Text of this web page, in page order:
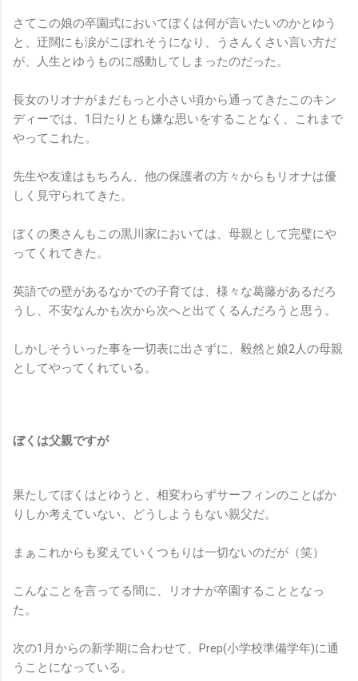
さてこの娘の卒園式においてぼくは何が言いたいのかとゆう
と、迂闊にも涙がこぼれそうになり、うさんくさい言い方だ
が、人生とゆうものに感動してしまったのだった。
長女のリオナがまだもっと小さい頃から通ってきたこのキン
ディーでは、1日たりとも嫌な思いをすることなく、これまで
やってこれた。
先生や友達はもちろん、他の保護者の方々からもリオナは優
しく見守られてきた。
ぼくの奥さんもこの黒川家においては、母親として完璧にや
ってくれてきた。
英語での壁があるなかでの子育ては、様々な葛藤があるだろ
うし、不安なんかも次から次へと出てくるんだろうと思う。
しかしそういった事を一切表に出さずに、毅然と娘2人の母親
としてやってくれている。
ぼくは父親ですが
果たしてぼくはとゆうと、相変わらずサーフィンのことばか
りしか考えていない、どうしようもない親父だ。
まぁこれからも変えていくつもりは一切ないのだが（笑）
こんなことを言ってる間に、リオナが卒園することとなっ
た。
次の1月からの新学期に合わせて、Prep(小学校準備学年)に通
うことになっている。